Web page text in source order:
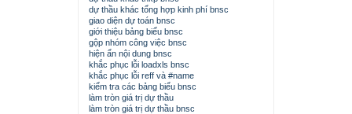
dự thầu khác tổng hợp kinh phí bnsc
giao diện dự toán bnsc
giới thiệu bảng biểu bnsc
gộp nhóm công việc bnsc
hiện ẩn nội dung bnsc
khắc phục lỗi loadxls bnsc
khắc phục lỗi reff và #name
kiểm tra các bảng biểu bnsc
làm tròn giá trị dự thầu
làm tròn giá trị dự thầu bnsc